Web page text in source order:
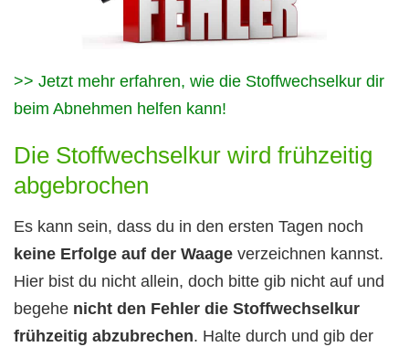
>> Jetzt mehr erfahren, wie die Stoffwechselkur dir
beim Abnehmen helfen kann!
Die Stoffwechselkur wird frühzeitig
abgebrochen
Es kann sein, dass du in den ersten Tagen noch
keine Erfolge auf der Waageverzeichnen kannst.
Hier bist du nicht allein, doch bitte gib nicht auf und
begehe nicht den Fehler die Stoffwechselkur
frühzeitig abzubrechen. Halte durch und gib der